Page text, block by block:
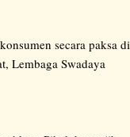
secara paksa di
Lembaga Swadaya